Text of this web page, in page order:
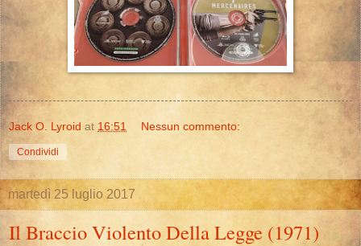
Jack O. Lyroid at 16:51 Nessun commento:
Condividi
martedì 25 luglio 2017
Il Braccio Violento Della Legge (1971)